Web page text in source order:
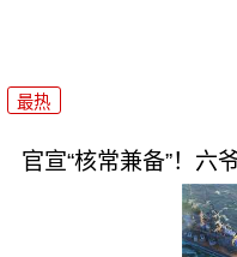
最热
官宣“核常兼备”！六